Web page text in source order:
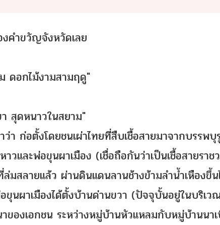
คำขวัญจังหวัดเลย
ดอกไม้งามสามฤดู"
า สุดหนาวในสยาม"
า ก่อตั้งโดยชนเผ่าไทยที่สืบเชื้อสายมาจากบรรพ
วและพ่อขุนผาเมือง (เชื่อถือกันว่าเป็นเชื้อสายรา
สลายแล้ว ผ่านดินแดนลานช้างข้ามลำน้ำเหืองขึ้
นผาเมืองได้ตั้งบ้านด่านขวา (ปัจจุบั้นอยู่ในบริเว
ของเอกชน ระหว่างหมู่บ้านหัวแหลมกับหมู่บ้านนา